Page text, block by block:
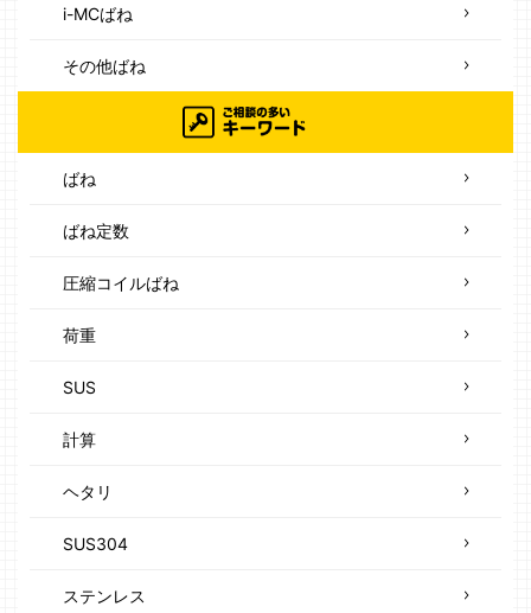
i-MCばね
その他ばね
ばね
ばね定数
圧縮コイルばね
荷重
SUS
計算
ヘタリ
SUS304
ステンレス